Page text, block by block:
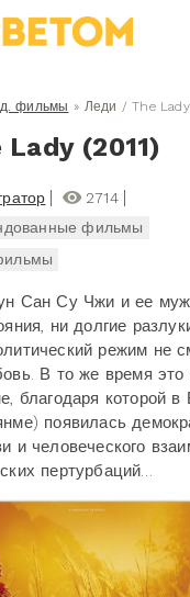
фильмы » Леди / The Lady
(2011)
2714
фильмы
Сан Су Чжи и ее
ни долгие
режим не
В то же время это
благодаря которой в
появилась
и человеческого
пертурбаций…